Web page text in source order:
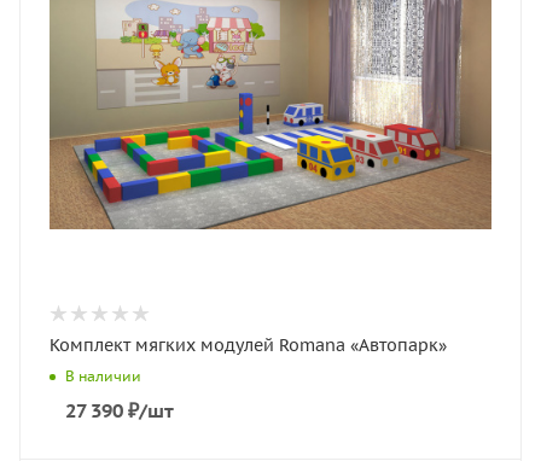
Комплект мягких модулей Romana «Автопарк»
В наличии
27 390 ₽/шт